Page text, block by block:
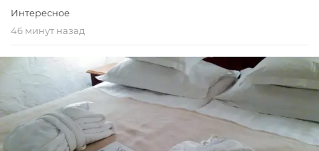
Интересное
46 минут назад